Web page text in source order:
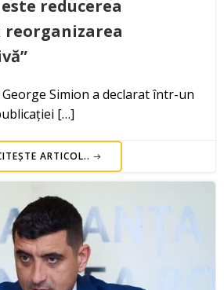
reducerea
Simion a declarat într-un
[…]
ARTICOL..